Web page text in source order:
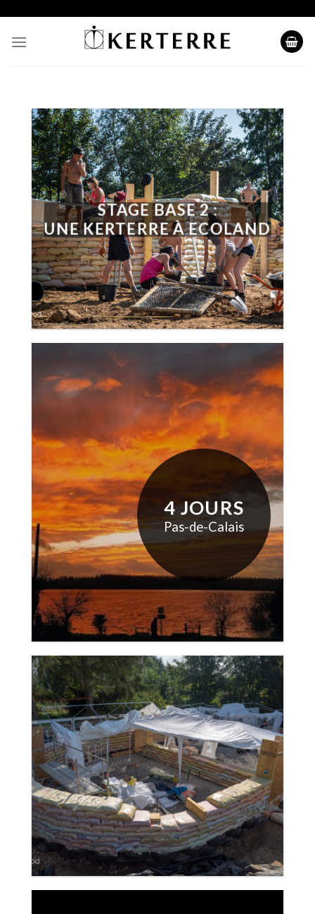
content
STAGE BASE 2 :
UNE KERTERRE À ECOLAND
4 JOURS
Pas-de-Calais